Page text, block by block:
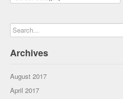
Archives
August 2017
April 2017